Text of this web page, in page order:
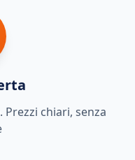
chiari, senza